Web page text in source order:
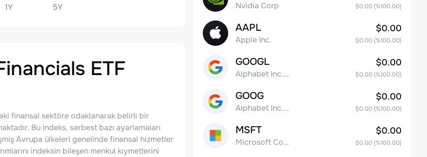
1Y 5Y
ETF
finansal sektöre odaklanarak belirli bir
Bu indeks, serbest bazı ayarlamaları
Avrupa ülkeleri genelinde finansal hizmetler
indeksin bileşen menkul kıymetlerini
Nvidia Corp $0.00(%100.00)
AAPL
Apple Inc.
$0.00
$0.00(%100.00)
GOOGL
Alphabet Inc. Class A Common Stock
$0.00
$0.00(%100.00)
GOOG
Alphabet Inc. Class C Capital Stock
$0.00
$0.00(%100.00)
MSFT
Microsoft Corp
$0.00
$0.00(%100.00)